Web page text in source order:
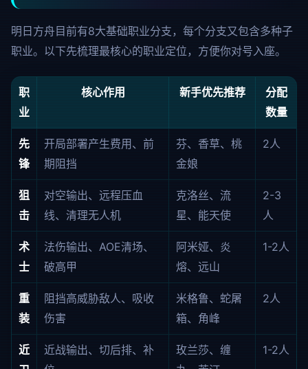
明日方舟目前有8大基础职业分支，每个分支又包含多种子
职业。以下先梳理最核心的职业定位，方便你对号入座。
职
业
核心作用 新手优先推荐
分配
数量
先
锋
开局部署产生费用、前
期阻挡
芬、香草、桃
金娘
2人
狙
击
对空输出、远程压血
线、清理无人机
克洛丝、流
星、能天使
2-3
人
术
士
法伤输出、AOE清场、
破高甲
阿米娅、炎
熔、远山
1-2人
重
装
阻挡高威胁敌人、吸收
伤害
米格鲁、蛇屠
箱、角峰
2人
近
近战输出、切后排、补
玫兰莎、缠
1-2人